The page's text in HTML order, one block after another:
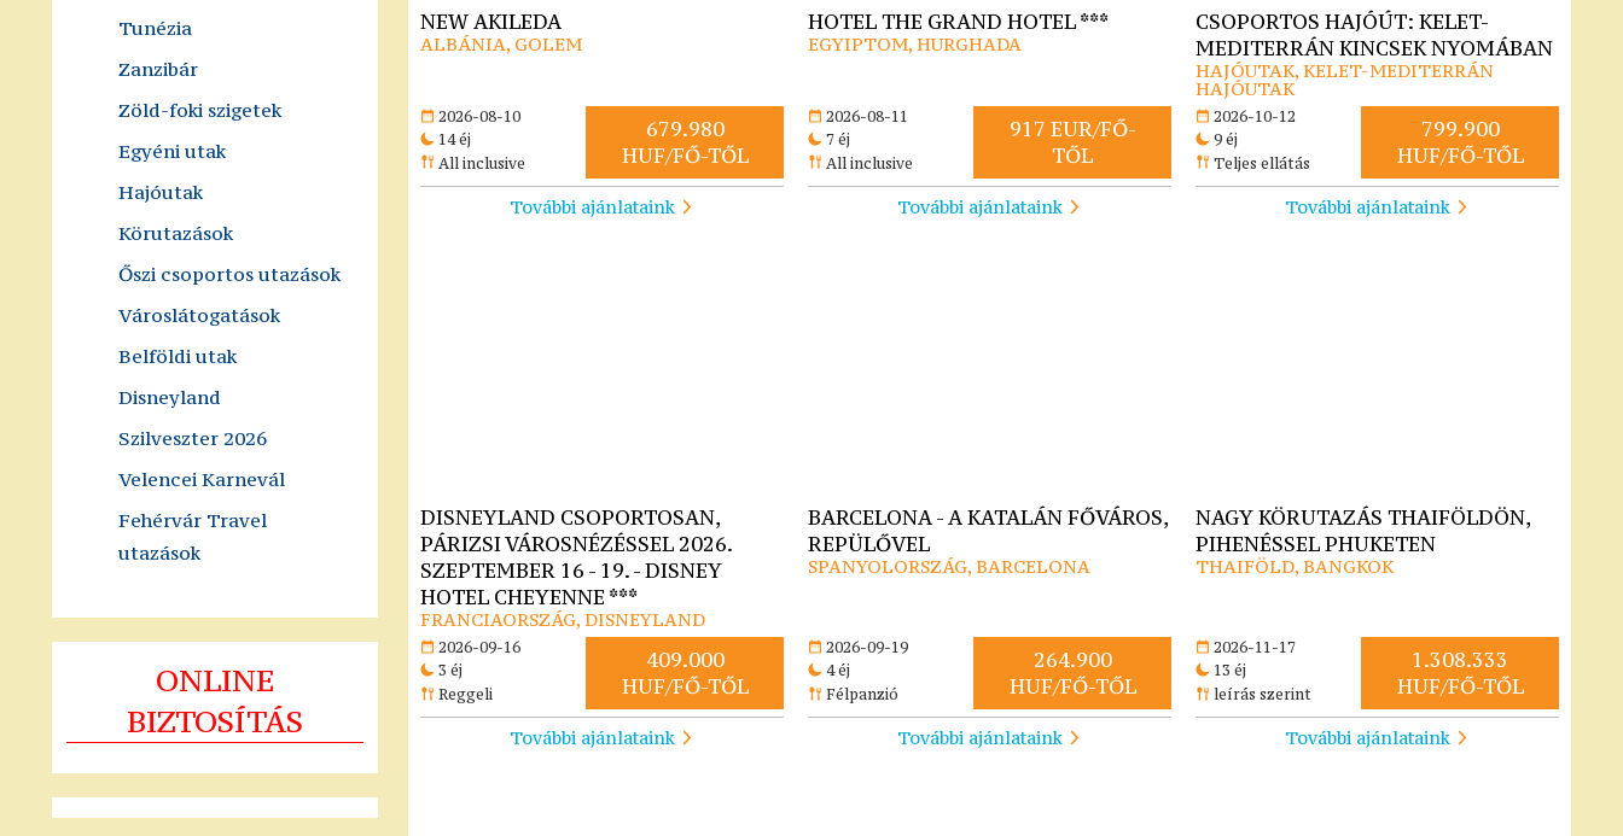
Tunézia
Zanzibár
Zöld-foki szigetek
Egyéni utak
Hajóutak
Körutazások
Őszi csoportos utazások
Városlátogatások
Belföldi utak
Disneyland
Szilveszter 2026
Velencei Karnevál
Fehérvár Travel
utazások
ONLINE
BIZTOSÍTÁS
NEW AKILEDA
ALBÁNIA, GOLEM
2026-08-10
14 éj
All inclusive
679.980
HUF/FŐ-TŐL
További ajánlataink
HOTEL THE GRAND HOTEL ***
EGYIPTOM, HURGHADA
2026-08-11
7 éj
All inclusive
917 EUR/FŐ-
TŐL
További ajánlataink
CSOPORTOS HAJÓÚT: KELET-
MEDITERRÁN KINCSEK NYOMÁBAN
HAJÓUTAK, KELET-MEDITERRÁN
HAJÓUTAK
2026-10-12
9 éj
Teljes ellátás
799.900
HUF/FŐ-TŐL
További ajánlataink
DISNEYLAND CSOPORTOSAN,
PÁRIZSI VÁROSNÉZÉSSEL 2026.
SZEPTEMBER 16 - 19. - DISNEY
HOTEL CHEYENNE ***
FRANCIAORSZÁG, DISNEYLAND
2026-09-16
3 éj
Reggeli
409.000
HUF/FŐ-TŐL
További ajánlataink
BARCELONA - A KATALÁN FŐVÁROS,
REPÜLŐVEL
SPANYOLORSZÁG, BARCELONA
2026-09-19
4 éj
Félpanzió
264.900
HUF/FŐ-TŐL
További ajánlataink
NAGY KÖRUTAZÁS THAIFÖLDÖN,
PIHENÉSSEL PHUKETEN
THAIFÖLD, BANGKOK
2026-11-17
13 éj
leírás szerint
1.308.333
HUF/FŐ-TŐL
További ajánlataink